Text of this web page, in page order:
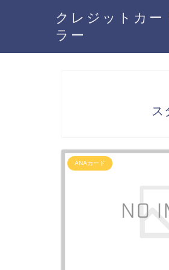
クレジットカー
ラー
ス
ANAカード